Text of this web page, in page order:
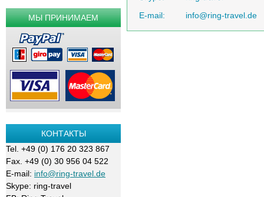
E-mail:
info@ring-travel.de
МЫ ПРИНИМАЕМ
КОНТАКТЫ
Tel. +49 (0) 176 20 323 867
Fax. +49 (0) 30 956 04 522
E-mail: info@ring-travel.de
Skype: ring-travel